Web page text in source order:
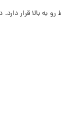
رو به بالا